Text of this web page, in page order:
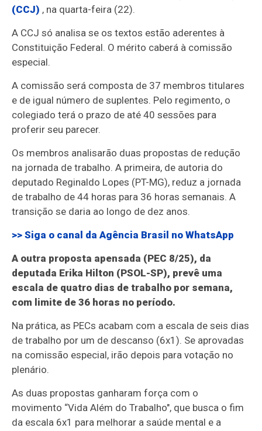
(CCJ) , na quarta-feira (22).
A CCJ só analisa se os textos estão aderentes à
Constituição Federal. O mérito caberá à comissão
especial.
A comissão será composta de 37 membros titulares
e de igual número de suplentes. Pelo regimento, o
colegiado terá o prazo de até 40 sessões para
proferir seu parecer.
Os membros analisarão duas propostas de redução
na jornada de trabalho. A primeira, de autoria do
deputado Reginaldo Lopes (PT-MG), reduz a jornada
de trabalho de 44 horas para 36 horas semanais. A
transição se daria ao longo de dez anos.
>> Siga o canal daAgência Brasil no WhatsApp
A outra proposta apensada (PEC 8/25), da
deputada Erika Hilton (PSOL-SP), prevê uma
escala de quatro dias de trabalho por semana,
com limite de 36 horas no período.
Na prática, as PECs acabam com a escala de seis dias
de trabalho por um de descanso (6x1). Se aprovadas
na comissão especial, irão depois para votação no
plenário.
As duas propostas ganharam força com o
movimento “Vida Além do Trabalho", que busca o fim
da escala 6x1 para melhorar a saúde mental e a